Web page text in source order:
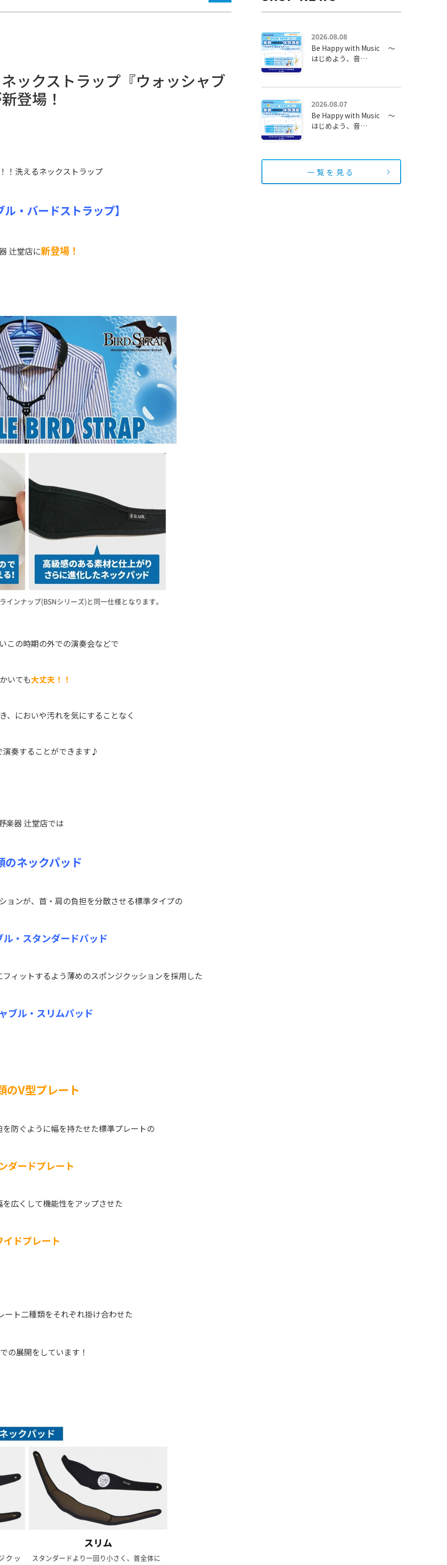
辻堂商店街からの
ご利用規約 プライバシーポリシー
閉じる
ックストラップ『ウォッシャブ
登場！
！洗えるネックストラップ
・バードストラップ】
辻堂店に新登場！
この時期の外での演奏会などで
いても大丈夫！！
、においや汚れを気にすることなく
演奏することができます♪
楽器 辻堂店では
のネックパッド
ョンが、首・肩の負担を分散させる標準タイプの
・スタンダードパッド
ィットするよう薄めのスポンジクッションを採用した
ブル・スリムパッド
のV型プレート
防ぐように幅を持たせた標準プレートの
ダードプレート
広くして機能性をアップさせた
イドプレート
ート二種類をそれぞれ掛け合わせた
での展開をしています！
2026.08.08
Be Happy with Music ～
はじめよう、音…
2026.08.07
Be Happy with Music ～
はじめよう、音…
一覧を見る